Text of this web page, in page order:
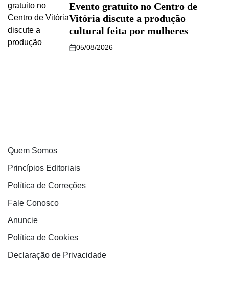
Evento gratuito no Centro de
Vitória discute a produção
cultural feita por mulheres
05/08/2026
Quem Somos
Princípios Editoriais
Política de Correções
Fale Conosco
Anuncie
Política de Cookies
Declaração de Privacidade